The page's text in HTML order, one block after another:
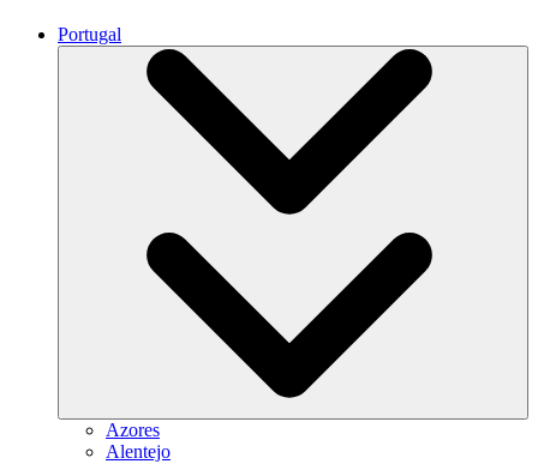
Portugal
Azores
Alentejo